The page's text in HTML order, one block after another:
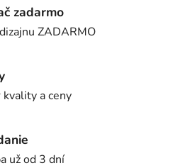
zadarmo
ZADARMO
a ceny
už od 3 dní